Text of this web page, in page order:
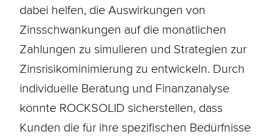
dabei helfen, die Auswirkungen von
Zinsschwankungen auf die monatlichen
Zahlungen zu simulieren und Strategien zur
Zinsrisikominimierung zu entwickeln. Durch
individuelle Beratung und Finanzanalyse
könnte ROCKSOLID sicherstellen, dass
Kunden die für ihre spezifischen Bedürfnisse